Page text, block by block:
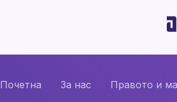
Почетна За нас Правото и